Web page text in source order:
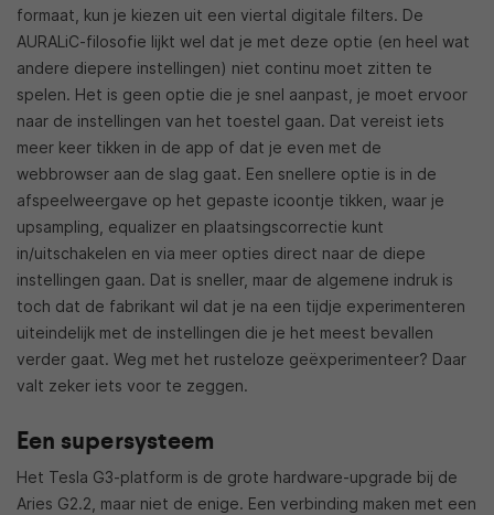
formaat, kun je kiezen uit een viertal digitale filters. De
AURALiC-filosofie lijkt wel dat je met deze optie (en heel wat
andere diepere instellingen) niet continu moet zitten te
spelen. Het is geen optie die je snel aanpast, je moet ervoor
naar de instellingen van het toestel gaan. Dat vereist iets
meer keer tikken in de app of dat je even met de
webbrowser aan de slag gaat. Een snellere optie is in de
afspeelweergave op het gepaste icoontje tikken, waar je
upsampling, equalizer en plaatsingscorrectie kunt
in/uitschakelen en via meer opties direct naar de diepe
instellingen gaan. Dat is sneller, maar de algemene indruk is
toch dat de fabrikant wil dat je na een tijdje experimenteren
uiteindelijk met de instellingen die je het meest bevallen
verder gaat. Weg met het rusteloze geëxperimenteer? Daar
valt zeker iets voor te zeggen.
Een supersysteem
Het Tesla G3-platform is de grote hardware-upgrade bij de
Aries G2.2, maar niet de enige. Een verbinding maken met een